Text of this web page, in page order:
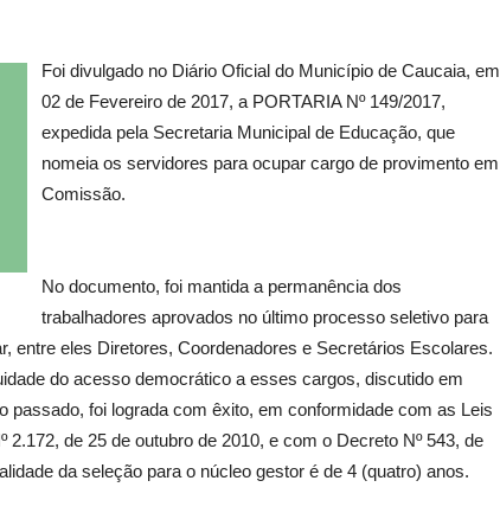
Foi divulgado no Diário Oficial do Município de Caucaia, em
02 de Fevereiro de 2017, a PORTARIA Nº 149/2017,
expedida pela Secretaria Municipal de Educação, que
nomeia os servidores para ocupar cargo de provimento em
Comissão.
No documento, foi mantida a permanência dos
trabalhadores aprovados no último processo seletivo para
entre eles Diretores, Coordenadores e Secretários Escolares.
do acesso democrático a esses cargos, discutido em
passado, foi lograda com êxito, em conformidade com as Leis
2.172, de 25 de outubro de 2010, e com o Decreto Nº 543, de
da seleção para o núcleo gestor é de 4 (quatro) anos.